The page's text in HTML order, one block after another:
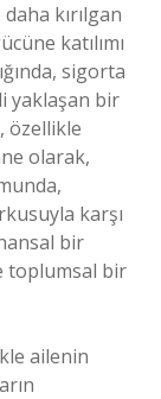
kırılgan
katılımı
sigorta
yaklaşan bir
özellikle
olarak,
karşı
bir
toplumsal bir
ailenin